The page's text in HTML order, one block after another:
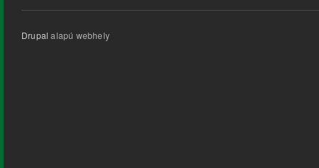
Drupal alapú webhely